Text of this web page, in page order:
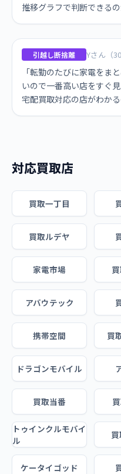
推移グラフで判断できるの
引越し断捨離 Yさん（
「転勤のたびに家電をま
いので一番高い店をすぐ
宅配買取対応の店がわかる
対応買取店
買取一丁目
買取ルデヤ
家電市場
アバウテック
携帯空間 買
ドラゴンモバイル
買取当番
トゥインクルモバイ
ル
ケータイゴッド